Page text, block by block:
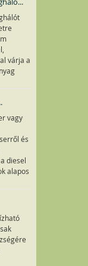
várja a
vagy
és
diesel
alapos